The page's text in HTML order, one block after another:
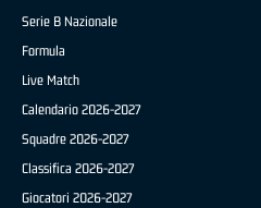
Serie B Nazionale
Formula
Live Match
Calendario 2026-2027
Squadre 2026-2027
Classifica 2026-2027
Giocatori 2026-2027